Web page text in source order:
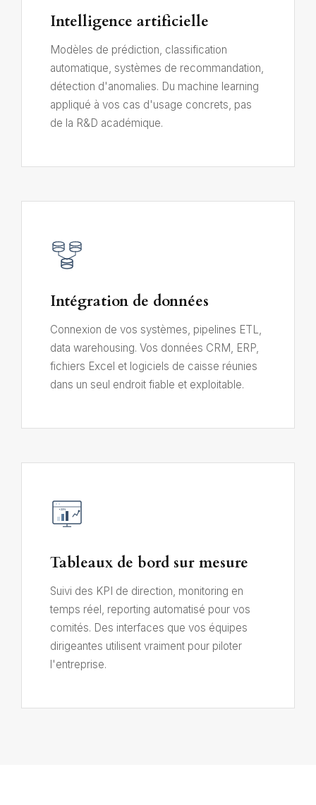
Intelligence artificielle
Modèles de prédiction, classification
automatique, systèmes de recommandation,
détection d'anomalies. Du machine learning
appliqué à vos cas d'usage concrets, pas
de la R&D académique.
Intégration de données
Connexion de vos systèmes, pipelines ETL,
data warehousing. Vos données CRM, ERP,
fichiers Excel et logiciels de caisse réunies
dans un seul endroit fiable et exploitable.
+23%
Tableaux de bord sur mesure
Suivi des KPI de direction, monitoring en
temps réel, reporting automatisé pour vos
comités. Des interfaces que vos équipes
dirigeantes utilisent vraiment pour piloter
l'entreprise.